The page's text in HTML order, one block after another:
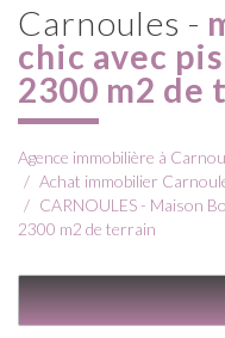
carnoules -
chic avec
2300 m2 de
Agence immobilière à
Achat immobilier
CARNOULES - Maison
2300 m2 de terrain